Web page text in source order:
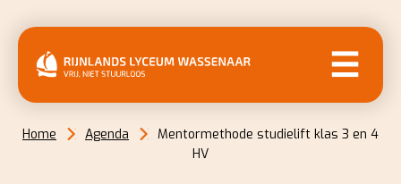
Home Agenda
Mentormethode studielift klas 3 en 4
HV